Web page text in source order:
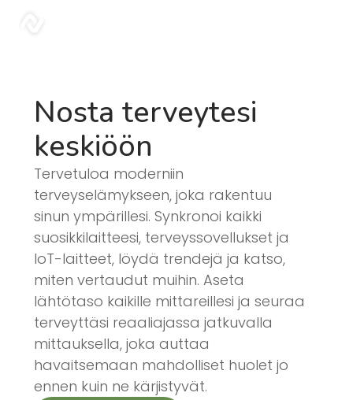
Nosta terveytesi
keskiöön
Tervetuloa moderniin
terveyselämykseen, joka rakentuu
sinun ympärillesi. Synkronoi kaikki
suosikkilaitteesi, terveyssovellukset ja
IoT-laitteet, löydä trendejä ja katso,
miten vertaudut muihin. Aseta
lähtötaso kaikille mittareillesi ja seuraa
terveyttäsi reaaliajassa jatkuvalla
mittauksella, joka auttaa
havaitsemaan mahdolliset huolet jo
ennen kuin ne kärjistyvät.